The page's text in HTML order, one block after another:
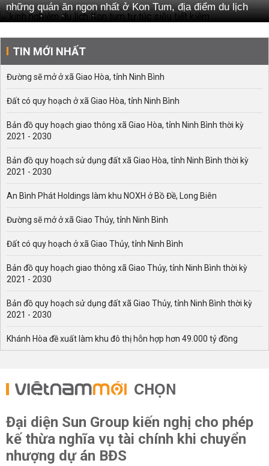
những quán ăn ngon nhất ở Kon Tum, địa điểm du lịch
được yêu thích nhất tại Kon Tum.
Kinh nghiệm du lịch Kon Tum mới nhất
Kon Tum là tỉnh xa nhất của Tây Nguyên, có cửa khẩu
với Lào Và Campuchia hiện nay, được gọi là “ngã 3 đông
dương”. Nơi đây không chỉ là gây ấn tượng với du khách
với một tiếng gà gáy vang 3 nước Đông Dương, mà còn
người chân chất, thân thiện. Những thông tin chia sẻ
kinh nghiệm về chuyến du lịch Kon Tum tự túc, giá rẻ và
sau đây sẽ cho bạn thấy Kon Tum cũng là một nơi đáng
để khám phá.
Nên đi du lịch Kon Tum vào thời gian nào hợp lý
Khí hậu ở Kon Tum cũng giống như ở các tỉnh Tây
Nguyên khác, vì đây đều là khu vực rừng núi nên khá
mát mẻ và trong lành dễ chịu. Theo những du khách có
kinh nghiệm du lịch bụi Kon Tum thì thời điểm cuối năm,
khoảng tháng 12 là thời gian đẹp nhất, tuyệt vời nhất để
Di chuyển đến Kon Tum bằng phương tiện gì?
nhất để đến Kon Tum bằng đường hàng chính là bạn phải
Minh – Pleiku, Đà Nẵng – Pleiku. Chuyến bay Hà Nội/ TP
Hồ Chí Minh – Pleiku thì ngày nào cũng có một chuyến
nhưng chuyến bay này thìsẽ không có chuyến nào vào
thứ 2 và thứ 4 đến Pleiku nữa.
Tùy vào điểm xuất phát và hãng hàng không bạn lựa
chọn mà giá vé bay khác nhau, nhưng nhìn chung, giá vé
TIN MỚI NHẤT
Đường sẽ mở ở xã Giao Hòa, tỉnh Ninh Bình
Đất có quy hoạch ở xã Giao Hòa, tỉnh Ninh Bình
Bản đồ quy hoạch giao thông xã Giao Hòa, tỉnh Ninh Bình thời kỳ
2021 - 2030
Bản đồ quy hoạch sử dụng đất xã Giao Hòa, tỉnh Ninh Bình thời kỳ
2021 - 2030
An Bình Phát Holdings làm khu NOXH ở Bồ Đề, Long Biên
Đường sẽ mở ở xã Giao Thủy, tỉnh Ninh Bình
Đất có quy hoạch ở xã Giao Thủy, tỉnh Ninh Bình
Bản đồ quy hoạch giao thông xã Giao Thủy, tỉnh Ninh Bình thời kỳ
2021 - 2030
Bản đồ quy hoạch sử dụng đất xã Giao Thủy, tỉnh Ninh Bình thời kỳ
2021 - 2030
Khánh Hòa đề xuất làm khu đô thị hỗn hợp hơn 49.000 tỷ đồng
CHỌN
Đại diện Sun Group kiến nghị cho phép
kế thừa nghĩa vụ tài chính khi chuyển
nhượng dự án BĐS